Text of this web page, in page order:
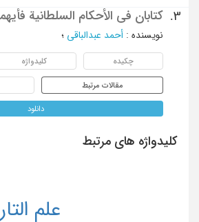
3. کتابان فی الأحکام السلطانیة
نویسنده : أحمد عبدالباقی ؛
چکیده کلیدواژه
مقالات مرتبط
دانلود
کلیدواژه های مرتبط
علم